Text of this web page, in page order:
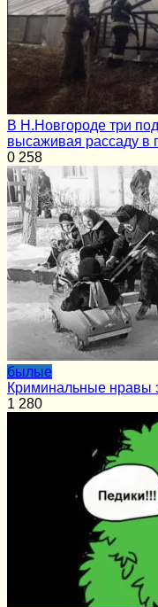
В Н.Новгороде три
высаживая рассаду в
0 258
былые
Криминальные нравы
1 280